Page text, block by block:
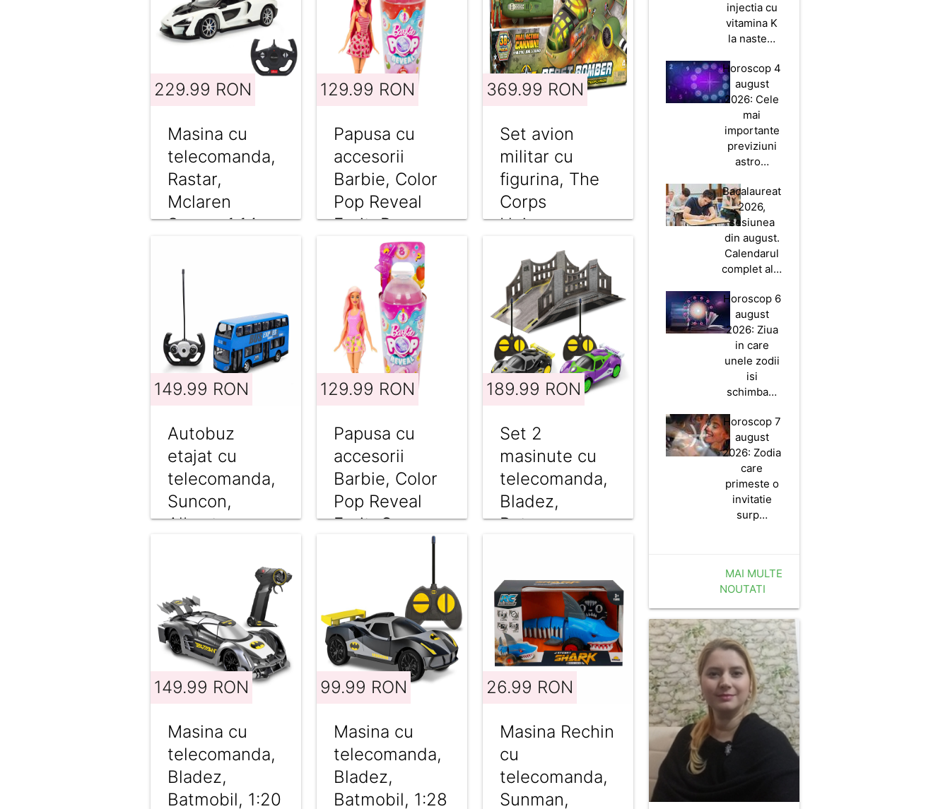
229.99 RON
Masina cu
telecomanda,
Rastar,
Mclaren
Senna, 1:14,
129.99 RON
Papusa cu
accesorii
Barbie, Color
Pop Reveal
Fruit, Pepene,
8 surprize,
HNW43
369.99 RON
Set avion
militar cu
figurina, The
Corps
Universe,
Lanard Toys,
Beast Bomber
149.99 RON
Autobuz
etajat cu
telecomanda,
Suncon,
Albastru
129.99 RON
Papusa cu
accesorii
Barbie, Color
Pop Reveal
Fruit, Capsuna
189.99 RON
Set 2
masinute cu
telecomanda,
Bladez,
Batman vs
149.99 RON
Masina cu
telecomanda,
Bladez,
Batmobil, 1:20
99.99 RON
Masina cu
telecomanda,
Bladez,
Batmobil, 1:28
26.99 RON
Masina Rechin
cu
telecomanda,
Sunman,
injectia cu
vitamina K
la naste…
Horoscop 4
august
2026: Cele
mai
importante
previziuni
astro…
Bacalaureat
2026,
sesiunea
din august.
Calendarul
complet al…
Horoscop 6
august
2026: Ziua
in care
unele zodii
isi
schimba…
Horoscop 7
august
2026: Zodia
care
primeste o
invitatie
surp…
MAI MULTE
NOUTATI